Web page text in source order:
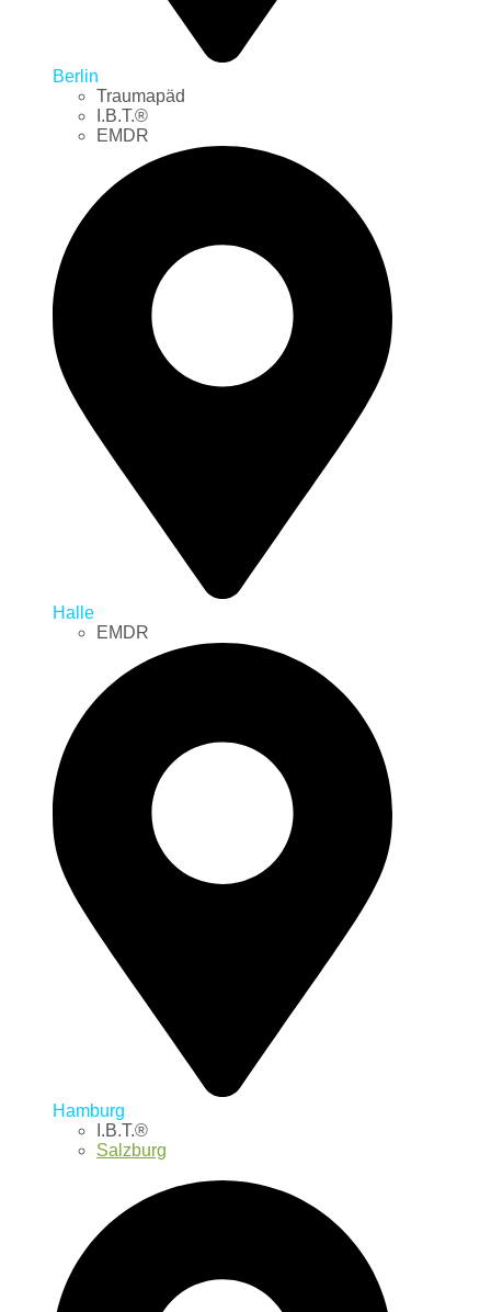
Berlin
Traumapäd
I.B.T.®
EMDR
Halle
EMDR
Hamburg
I.B.T.®
Salzburg